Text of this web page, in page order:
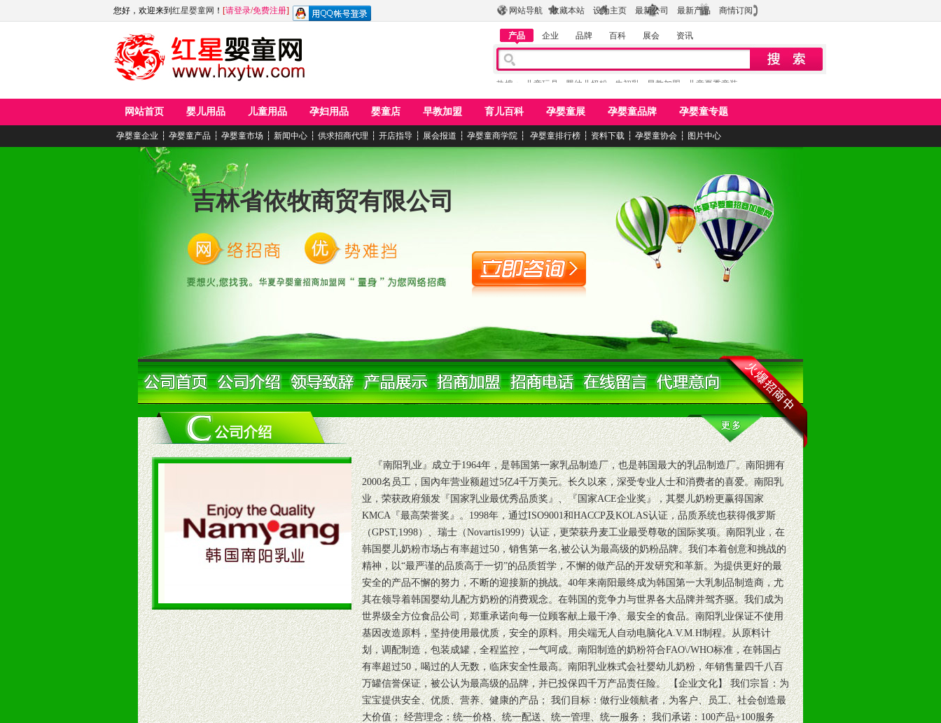
网站导航 收藏本站 设为主页 最新公司 最新产品 商情订阅
您好，欢迎来到 红星婴童网 ！ [请登录/免费注册]
产品 企业 品牌 百科 展会 资讯
热搜： 儿童玩具 婴幼儿奶粉 牛初乳 早教加盟 儿童夏季童装
网站首页 婴儿用品 儿童用品 孕妇用品 婴童店 早教加盟 育儿百科 孕婴童展 孕婴童品牌 孕婴童专题
孕婴童企业 ┆ 孕婴童产品 ┆ 孕婴童市场 ┆ 新闻中心 ┆ 供求招商代理 ┆ 开店指导 ┆ 展会报道 ┆ 孕婴童商学院 ┆ 孕婴童排行榜 ┆ 资料下载 ┆ 孕婴童协会 ┆ 图片中心
吉林省依牧商贸有限公司
『南阳乳业』成立于1964年，是韩国第一家乳品制造厂，也是韩国最大的乳品制造厂。南阳拥有
2000名员工，国內年营业额超过5亿4千万美元。长久以來，深受专业人士和消费者的喜爱。南阳乳
业，荣获政府颁发『国家乳业最优秀品质奖』、『国家ACE企业奖』，其婴儿奶粉更赢得国家
KMCA『最高荣誉奖』。1998年，通过ISO9001和HACCP及KOLAS认证，品质系统也获得俄罗斯
（GPST,1998）、瑞士（Novartis1999）认证，更荣获丹麦工业最受尊敬的国际奖项。南阳乳业，在
韩国婴儿奶粉市场占有率超过50，销售第一名,被公认为最高级的奶粉品牌。我们本着创意和挑战的
精神，以“最严谨的品质高于一切”的品质哲学，不懈的做产品的开发研究和革新。为提供更好的最
安全的产品不懈的努力，不断的迎接新的挑战。40年来南阳最终成为韩国第一大乳制品制造商，尤
其在领导着韩国婴幼儿配方奶粉的消费观念。在韩国的竞争力与世界各大品牌并驾齐驱。我们成为
世界级全方位食品公司，郑重承诺向每一位顾客献上最干净、最安全的食品。南阳乳业保证不使用
基因改造原料，坚持使用最优质，安全的原料。用尖端无人自动电脑化A.V.M.H制程。从原料计
划，调配制造，包装成罐，全程监控，一气呵成。南阳制造的奶粉符合FAO\/WHO标准，在韩国占
有率超过50，喝过的人无数，临床安全性最高。南阳乳业株式会社婴幼儿奶粉，年销售量四千八百
万罐信誉保证，被公认为最高级的品牌，并已投保四千万产品责任险。 【企业文化】 我们宗旨：为
宝宝提供安全、优质、营养、健康的产品； 我们目标：做行业领航者，为客户、员工、社会创造最
大价值； 经营理念：统一价格、统一配送、统一管理、统一服务； 我们承诺：100产品+100服务